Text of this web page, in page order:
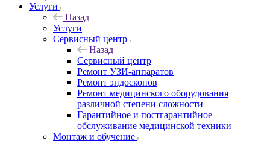
Услуги
Назад
Услуги
Сервисный центр
Назад
Сервисный центр
Ремонт УЗИ-аппаратов
Ремонт эндоскопов
Ремонт медицинского оборудования
различной степени сложности
Гарантийное и постгарантийное
обслуживание медицинской техники
Монтаж и обучение